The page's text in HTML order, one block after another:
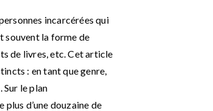
incarcérées qui
souvent la forme de
de livres, etc. Cet article
: en tant que genre,
le plan
d’une douzaine de